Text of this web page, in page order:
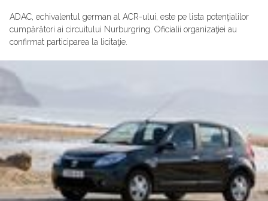
ADAC, echivalentul german al ACR-ului, este pe lista potenţialilor
cumpărători ai circuitului Nurburgring. Oficialii organizaţiei au
confirmat participarea la licitaţie.